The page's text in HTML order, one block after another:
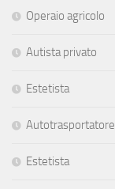
Operaio agricolo
Autista privato
Estetista
Autotrasportatore
Estetista